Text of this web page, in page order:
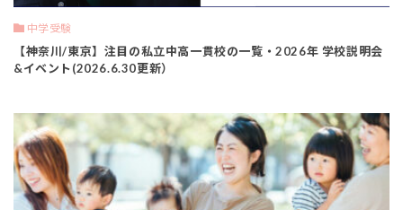
中学受験
【神奈川/東京】注目の私立中高一貫校の一覧・2026年 学校説明会
&イベント(2026.6.30更新）